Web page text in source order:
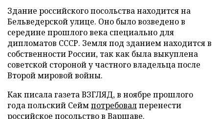
Здание российского посольства находится на
Бельведерской улице. Оно было возведено в
середине прошлого века специально для
дипломатов СССР. Земля под зданием находится в
собственности России, так как была выкуплена
советской стороной у частного владельца после
Второй мировой войны.
Как писала газета ВЗГЛЯД, в ноябре прошлого
года польский Сеймпотребовалперенести
российское посольство в Варшаве.